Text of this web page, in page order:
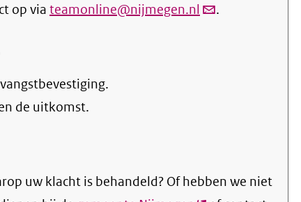
op via teamonline@nijmegen.nl (link.
de uitkomst.
uw klacht is behandeld? Of hebben we niet